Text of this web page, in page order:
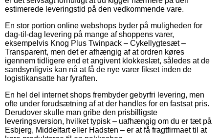
estimerede leveringstid på den vedkommende vare.
En stor portion online webshops byder på muligheden for
dag-til-dag levering på mange af shoppens varer,
eksempelvis Knog Plus Twinpack – Cykellygtesæt –
Transparent, men det er afhængig af at ordren køres
igennem tidligere end et angivent klokkeslæt, således at de
sandsynligvis kan nå at få de nye varer fikset inden de
logistikansatte har fyraften.
En hel del internet shops frembyder gebyrfri levering, men
ofte under forudsætning af at der handles for en fastsat pris.
Derudover skulle man gribe den prisbilligste
leveringsversion, hvilket typisk – uafhængig om du er tæt på
Esbjerg, Middelfart eller Hadsten – er at få fragtfirmaet til at